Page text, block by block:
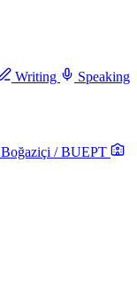
Writing Speaking
Boğaziçi / BUEPT